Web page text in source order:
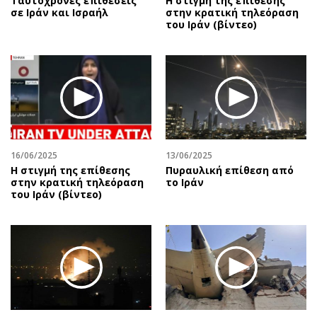
σε Ιράν και Ισραήλ
στην κρατική τηλεόραση
του Ιράν (βίντεο)
16/06/2025
Η στιγμή της επίθεσης
στην κρατική τηλεόραση
του Ιράν (βίντεο)
13/06/2025
Πυραυλική επίθεση από
το Ιράν